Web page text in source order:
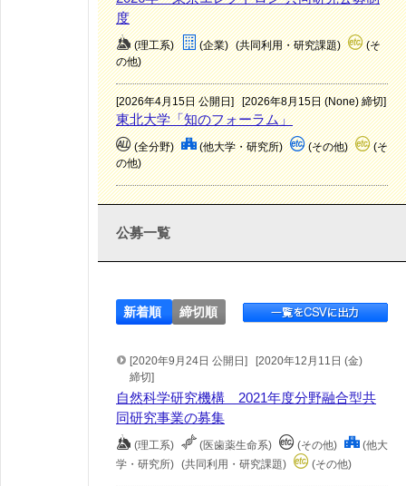
度
(理工系) (企業) (共同利用・研究課題)
(そ
の他)
[2026年4月15日 公開日] [2026年8月15日 (None) 締切]
東北大学「知のフォーラム」
(全分野) (他大学・研究所) (その他)
(そ
の他)
公募一覧
新着順 締切順
[2020年9月24日 公開日]
[2020年12月11日 (金)
締切]
自然科学研究機構 2021年度分野融合型共
同研究事業の募集
(理工系) (医歯薬生命系) (その他)
(他大
学・研究所) (共同利用・研究課題) (その他)